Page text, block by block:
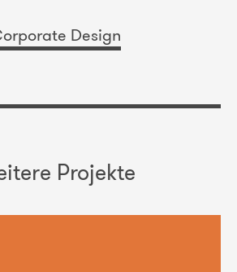
Design
Projekte